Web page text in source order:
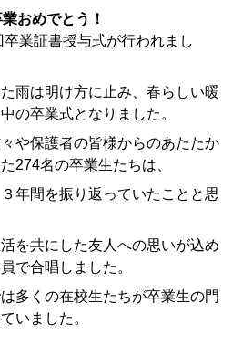
おめでとう！
業証書授与式が行われまし
雨は明け方に止み、春らしい暖
の卒業式となりました。
や保護者の皆様からのあたたか
274名の卒業生たちは、
年間を振り返っていたことと思
を共にした友人への思いが込め
で合唱しました。
多くの在校生たちが卒業生の門
いました。